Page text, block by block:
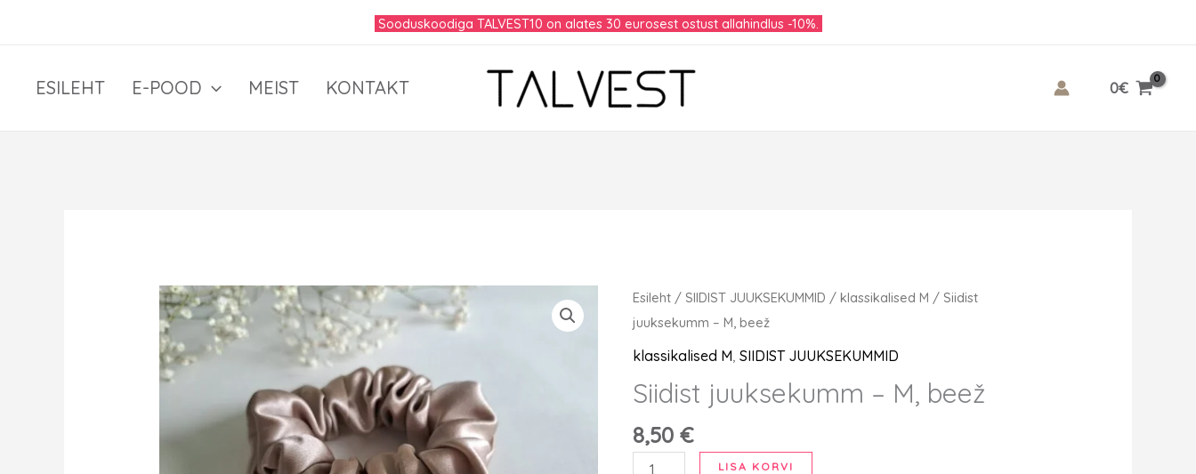
Sooduskoodiga TALVEST10 on alates 30 eurosest ostust allahindlus -10%.
ESILEHT E-POOD MEIST KONTAKT 0€
Esileht / SIIDIST JUUKSEKUMMID /klassikalised M / Siidist
juuksekumm – M, beež
klassikalised M,SIIDIST JUUKSEKUMMID
Siidist juuksekumm – M, beež
8,50€
Siidist
LISA KORVI